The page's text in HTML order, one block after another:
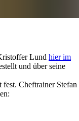
Lund hier im
und über seine
Cheftrainer Stefan